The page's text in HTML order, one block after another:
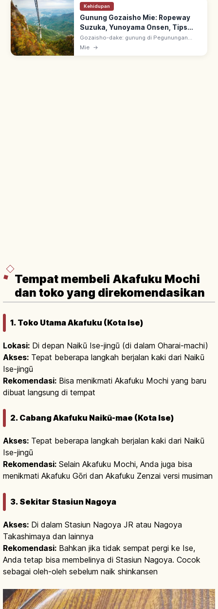
Kehidupan
Gunung Gozaisho Mie: Ropeway
Suzuka, Yunoyama Onsen, Tips
Berkunjung
Gozaisho-dake: gunung di Pegunungan
Suzuka, Komono-cho, Mie. Ropeway wisata
Mie →
Tempat membeli Akafuku Mochi
dan toko yang direkomendasikan
1. Toko Utama Akafuku (Kota Ise)
Lokasi: Di depan Naikū Ise-jingū (di dalam Oharai-machi)
Akses: Tepat beberapa langkah berjalan kaki dari Naikū
Ise-jingū
Rekomendasi: Bisa menikmati Akafuku Mochi yang baru
dibuat langsung di tempat
2. Cabang Akafuku Naikū-mae (Kota Ise)
Akses: Tepat beberapa langkah berjalan kaki dari Naikū
Ise-jingū
Rekomendasi: Selain Akafuku Mochi, Anda juga bisa
menikmati Akafuku Gōri dan Akafuku Zenzai versi musiman
3. Sekitar Stasiun Nagoya
Akses: Di dalam Stasiun Nagoya JR atau Nagoya
Takashimaya dan lainnya
Rekomendasi: Bahkan jika tidak sempat pergi ke Ise,
Anda tetap bisa membelinya di Stasiun Nagoya. Cocok
sebagai oleh-oleh sebelum naik shinkansen